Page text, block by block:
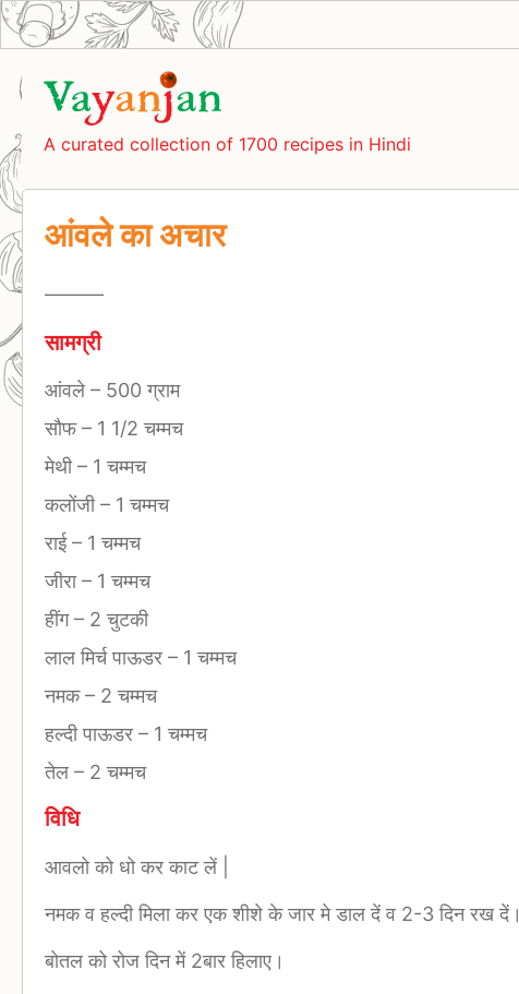
A curated collection of 1700 recipes in Hindi
आंवले का अचार
—–—–
सामग्री
आंवले – 500 ग्राम
सौफ– 1 1/2 चम्मच
मेथी– 1 चम्मच
कलोंजी– 1 चम्मच
राई– 1 चम्मच
जीरा– 1 चम्मच
हींग– 2 चुटकी
लाल मिर्च पाऊडर – 1 चम्मच
नमक– 2 चम्मच
हल्दी पाऊडर – 1 चम्मच
तेल – 2 चम्मच
विधि
आवलो को धो कर काट लें |
नमक व हल्दी मिला कर एक शीशे के जार मे डाल दें व 2-3 दिन रख दें।
बोतल को रोज दिन में 2बार हिलाए।